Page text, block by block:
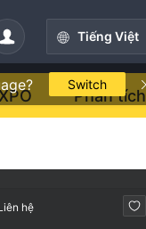
Tiếng Việt
Switch
Phân tích
hệ